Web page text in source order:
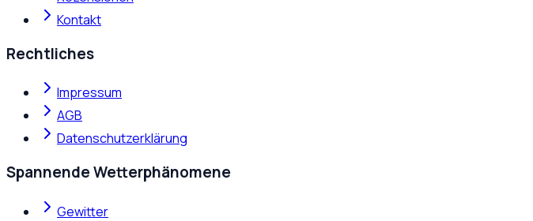
Kontakt
Rechtliches
Impressum
AGB
Datenschutzerklärung
Spannende Wetterphänomene
Gewitter